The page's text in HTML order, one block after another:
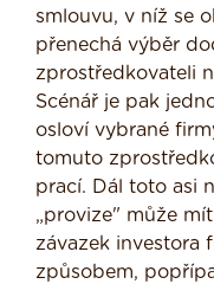
smlouvu, v níž se
přenechá výběr
zprostředkovateli
Scénář je pak
osloví vybrané
tomuto
prací. Dál toto asi
„provize" může
závazek investora
způsobem,